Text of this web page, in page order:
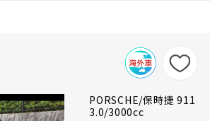
PORSCHE/保時捷 911
3.0/3000cc